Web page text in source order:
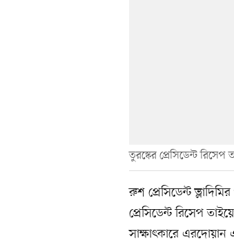
তুরস্কের প্রেসিডেন্ট রিসেপ
রুশ প্রেসিডেন্ট
প্রেসিডেন্ট রিসেপ
সাক্ষাৎকারে এরদোয়ান